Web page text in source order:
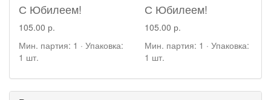
С Юбилеем!
105.00 р.
Мин. партия: 1 · Упаковка:
1 шт.
С Юбилеем!
105.00 р.
Мин. партия: 1 · Упаковка:
1 шт.